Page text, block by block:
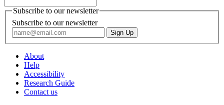
Subscribe to our newsletter
Subscribe to our newsletter
About
Help
Accessibility
Research Guide
Contact us